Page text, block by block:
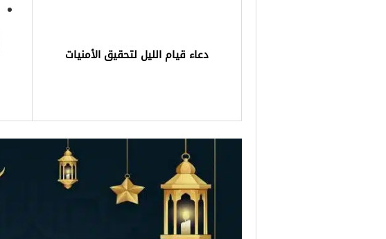
دعاء قيام الليل لتحقيق الأمنيات